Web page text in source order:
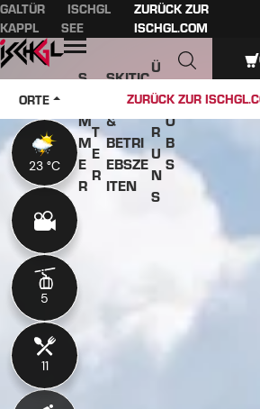
Hauptinhalt
Inhaltsverzeichnis
Hauptnavigation
Inhaltsverzeichnis
GALTÜR
ISCHGL
KAPPL
SEE
ZURÜCK ZUR
ISCHGL.COM
Öffnen
S
M
M
E
R
T
E
R
SKITIC
KETS
&
BETRI
EBSZE
ITEN
Ü
B
E
R
U
N
S
J
O
B
S
ORTE ZURÜCK ZUR
23 °C
5
11
23 °C
5
11